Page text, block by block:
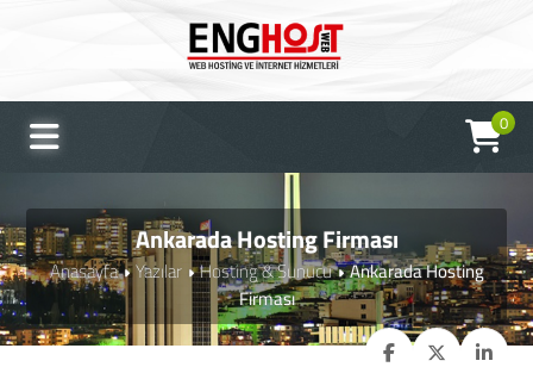
0
Ankarada Hosting Firması
Anasayfa Yazılar Hosting & Sunucu
Ankarada Hosting
Firması